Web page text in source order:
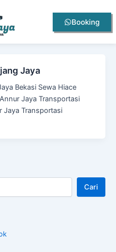
Booking
Jaya
Bekasi Sewa Hiace
Jaya Transportasi
Jaya Transportasi
Cari